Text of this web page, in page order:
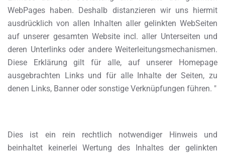
WebPages haben. Deshalb distanzieren wir uns hiermit
ausdrücklich von allen Inhalten aller gelinkten WebSeiten
auf unserer gesamten Website incl. aller Unterseiten und
deren Unterlinks oder andere Weiterleitungsmechanismen.
Diese Erklärung gilt für alle, auf unserer Homepage
ausgebrachten Links und für alle Inhalte der Seiten, zu
denen Links, Banner oder sonstige Verknüpfungen führen. "
Dies ist ein rein rechtlich notwendiger Hinweis und
beinhaltet keinerlei Wertung des Inhaltes der gelinkten